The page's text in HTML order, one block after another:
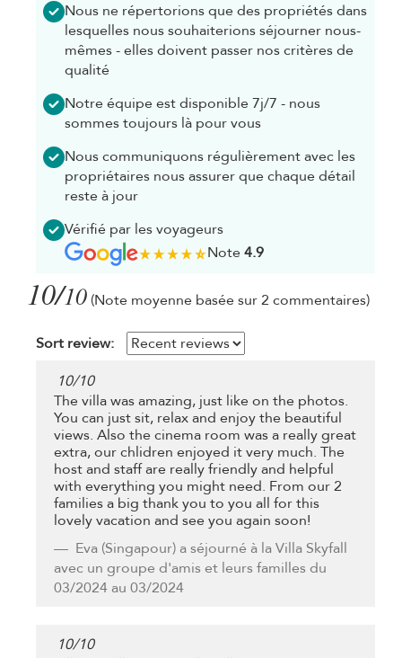
Nous ne répertorions que des propriétés dans
lesquelles nous souhaiterions séjourner nous-
mêmes - elles doivent passer nos critères de
qualité
Notre équipe est disponible 7j/7 - nous
sommes toujours là pour vous
Nous communiquons régulièrement avec les
propriétaires nous assurer que chaque détail
reste à jour
Vérifié par les voyageurs
Note4.9
10/10 (Note moyenne basée sur 2 commentaires)
Sort review:
10/10
The villa was amazing, just like on the photos.
You can just sit, relax and enjoy the beautiful
views. Also the cinema room was a really great
extra, our chlidren enjoyed it very much. The
host and staff are really friendly and helpful
with everything you might need. From our 2
families a big thank you to you all for this
lovely vacation and see you again soon!
Eva (Singapour) a séjourné à la Villa Skyfall
avec un groupe d'amis et leurs familles du
03/2024 au 03/2024
10/10